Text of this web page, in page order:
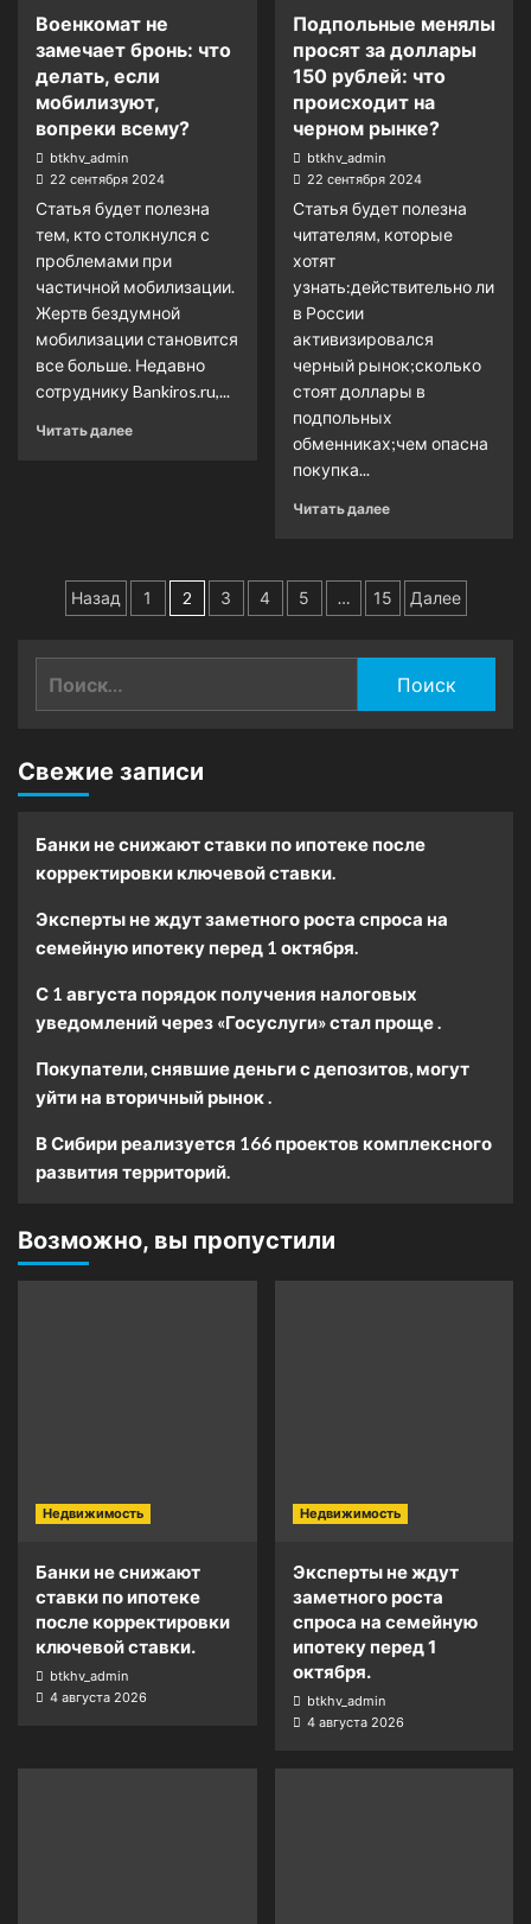
Военкомат не
замечает бронь: что
делать, если
мобилизуют,
вопреки всему?
btkhv_admin
22 сентября 2024
Статья будет полезна
тем, кто столкнулся с
проблемами при
частичной мобилизации.
Жертв бездумной
мобилизации становится
все больше. Недавно
сотруднику Bankiros.ru,...
Читать далее
Подпольные менялы
просят за доллары
150 рублей: что
происходит на
черном рынке?
btkhv_admin
22 сентября 2024
Статья будет полезна
читателям, которые
хотят
узнать:действительно ли
в России
активизировался
черный рынок;сколько
стоят доллары в
подпольных
обменниках;чем опасна
покупка...
Читать далее
Пагинация
Назад 1 2 3 4 5 … 15 Далее
Свежие записи
Банки не снижают ставки по ипотеке после
корректировки ключевой ставки.
Эксперты не ждут заметного роста спроса на
семейную ипотеку перед 1 октября.
С 1 августа порядок получения налоговых
уведомлений через «Госуслуги» стал проще .
Покупатели, снявшие деньги с депозитов, могут
уйти на вторичный рынок .
В Сибири реализуется 166 проектов комплексного
развития территорий.
Возможно, вы пропустили
Недвижимость
Банки не снижают
ставки по ипотеке
после корректировки
ключевой ставки.
btkhv_admin
4 августа 2026
Недвижимость
Эксперты не ждут
заметного роста
спроса на семейную
ипотеку перед 1
октября.
btkhv_admin
4 августа 2026